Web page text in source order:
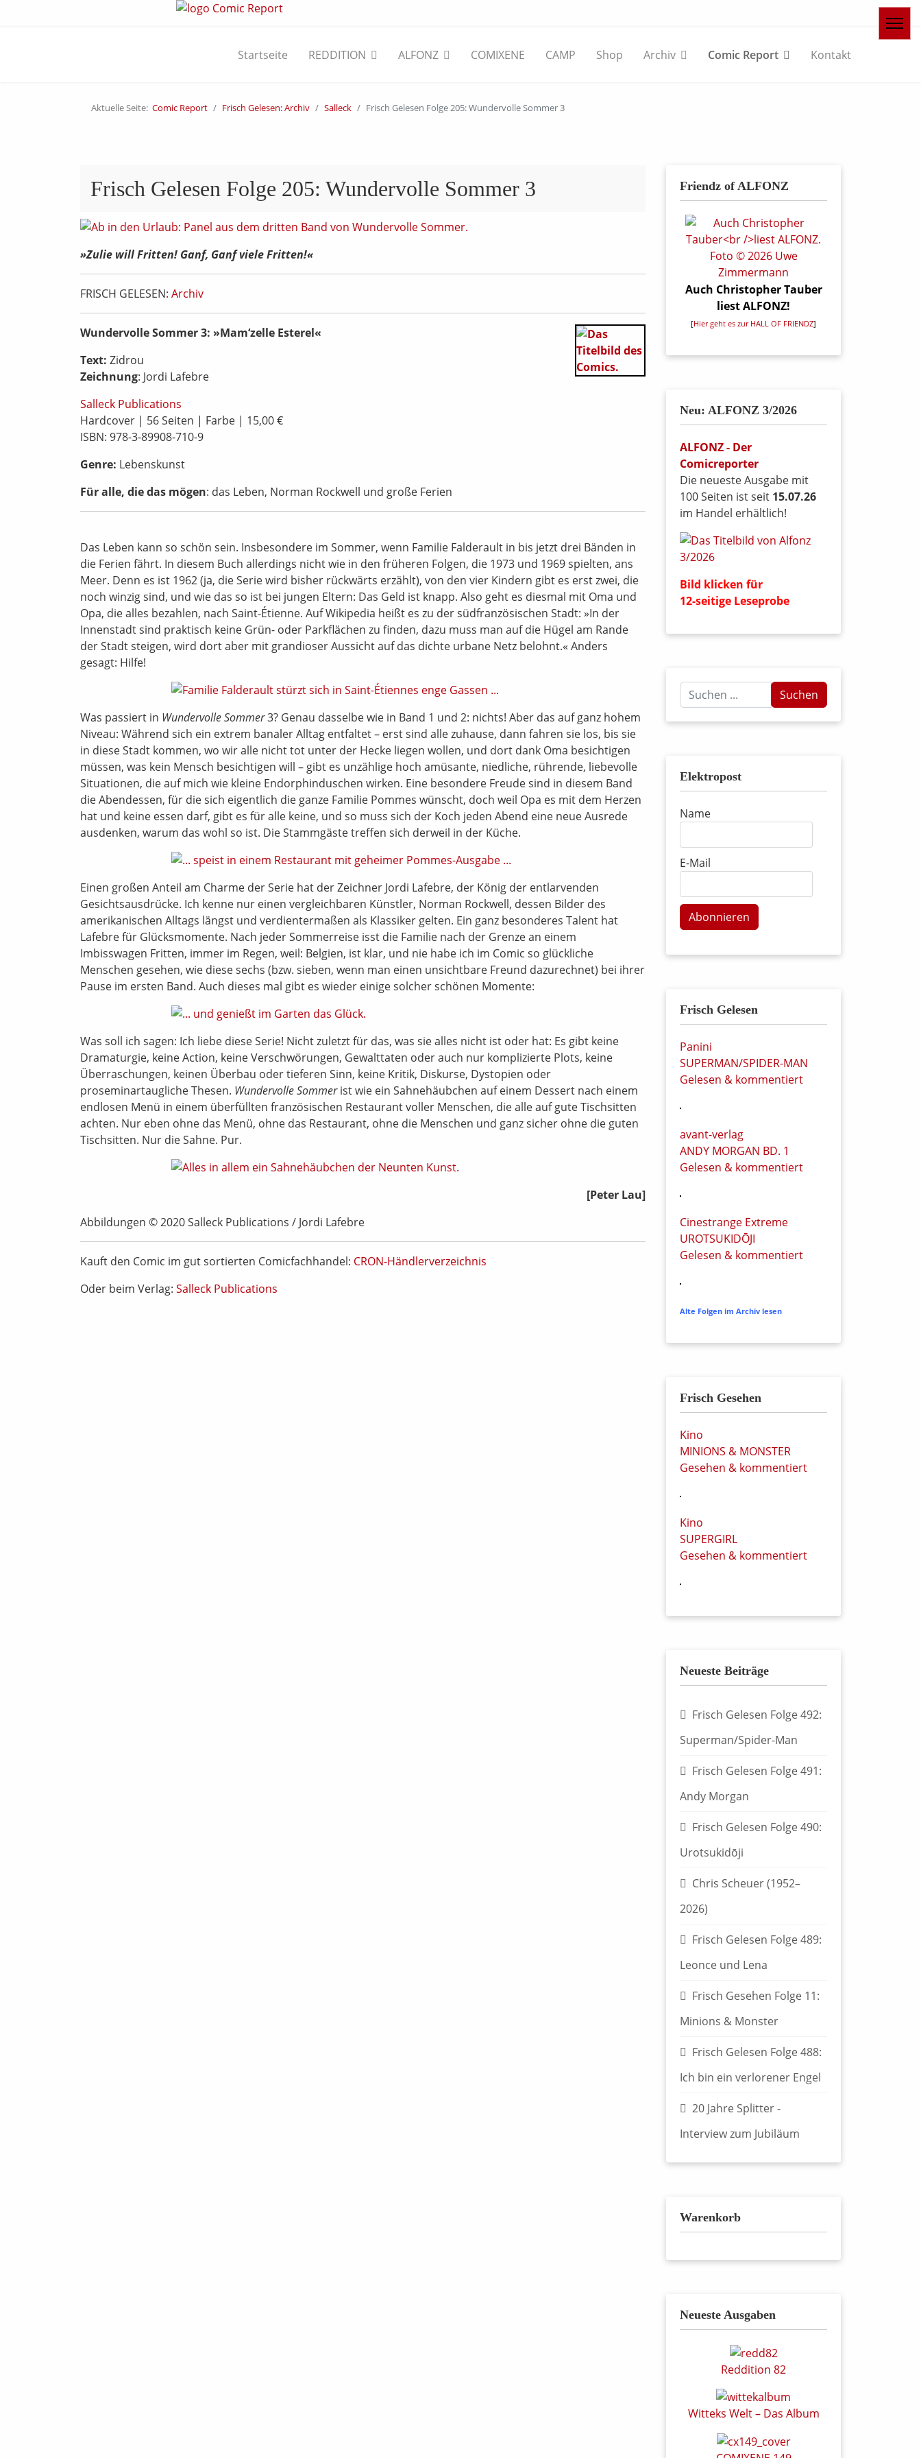
Startseite REDDITION ALFONZ COMIXENE CAMP Shop Archiv Comic Report Kontakt
Aktuelle Seite: Comic Report Frisch Gelesen: Archiv Salleck Frisch Gelesen Folge 205: Wundervolle Sommer 3
Frisch Gelesen Folge 205: Wundervolle Sommer 3
»Zulie will Fritten! Ganf, Ganf viele Fritten!«
FRISCH GELESEN: Archiv
Wundervolle Sommer 3: »Mam‘zelle Esterel«
Text: Zidrou
Zeichnung: Jordi Lafebre
Salleck Publications
Hardcover | 56 Seiten | Farbe | 15,00 €
ISBN: 978-3-89908-710-9
Genre: Lebenskunst
Für alle, die das mögen: das Leben, Norman Rockwell und große Ferien
Das Leben kann so schön sein. Insbesondere im Sommer, wenn Familie Falderault in bis jetzt drei Bänden in
die Ferien fährt. In diesem Buch allerdings nicht wie in den früheren Folgen, die 1973 und 1969 spielten, ans
Meer. Denn es ist 1962 (ja, die Serie wird bisher rückwärts erzählt), von den vier Kindern gibt es erst zwei, die
noch winzig sind, und wie das so ist bei jungen Eltern: Das Geld ist knapp. Also geht es diesmal mit Oma und
Opa, die alles bezahlen, nach Saint-Étienne. Auf Wikipedia heißt es zu der südfranzösischen Stadt: »In der
Innenstadt sind praktisch keine Grün- oder Parkflächen zu finden, dazu muss man auf die Hügel am Rande
der Stadt steigen, wird dort aber mit grandioser Aussicht auf das dichte urbane Netz belohnt.« Anders
gesagt: Hilfe!
Was passiert in Wundervolle Sommer3? Genau dasselbe wie in Band 1 und 2: nichts! Aber das auf ganz hohem
Niveau: Während sich ein extrem banaler Alltag entfaltet – erst sind alle zuhause, dann fahren sie los, bis sie
in diese Stadt kommen, wo wir alle nicht tot unter der Hecke liegen wollen, und dort dank Oma besichtigen
müssen, was kein Mensch besichtigen will – gibt es unzählige hoch amüsante, niedliche, rührende, liebevolle
Situationen, die auf mich wie kleine Endorphinduschen wirken. Eine besondere Freude sind in diesem Band
die Abendessen, für die sich eigentlich die ganze Familie Pommes wünscht, doch weil Opa es mit dem Herzen
hat und keine essen darf, gibt es für alle keine, und so muss sich der Koch jeden Abend eine neue Ausrede
ausdenken, warum das wohl so ist. Die Stammgäste treffen sich derweil in der Küche.
Einen großen Anteil am Charme der Serie hat der Zeichner Jordi Lafebre, der König der entlarvenden
Gesichtsausdrücke. Ich kenne nur einen vergleichbaren Künstler, Norman Rockwell, dessen Bilder des
amerikanischen Alltags längst und verdientermaßen als Klassiker gelten. Ein ganz besonderes Talent hat
Lafebre für Glücksmomente. Nach jeder Sommerreise isst die Familie nach der Grenze an einem
Imbisswagen Fritten, immer im Regen, weil: Belgien, ist klar, und nie habe ich im Comic so glückliche
Menschen gesehen, wie diese sechs (bzw. sieben, wenn man einen unsichtbare Freund dazurechnet) bei ihrer
Pause im ersten Band. Auch dieses mal gibt es wieder einige solcher schönen Momente:
Was soll ich sagen: Ich liebe diese Serie! Nicht zuletzt für das, was sie alles nicht ist oder hat: Es gibt keine
Dramaturgie, keine Action, keine Verschwörungen, Gewalttaten oder auch nur komplizierte Plots, keine
Überraschungen, keinen Überbau oder tieferen Sinn, keine Kritik, Diskurse, Dystopien oder
proseminartaugliche Thesen. Wundervolle Sommerist wie ein Sahnehäubchen auf einem Dessert nach einem
endlosen Menü in einem überfüllten französischen Restaurant voller Menschen, die alle auf gute Tischsitten
achten. Nur eben ohne das Menü, ohne das Restaurant, ohne die Menschen und ganz sicher ohne die guten
Tischsitten. Nur die Sahne. Pur.
[Peter Lau]
Abbildungen © 2020 Salleck Publications / Jordi Lafebre
Kauft den Comic im gut sortierten Comicfachhandel: CRON-Händlerverzeichnis
Oder beim Verlag: Salleck Publications
Friendz of ALFONZ
Auch Christopher Tauber
liest ALFONZ!
[Hier geht es zur HALL OF FRIENDZ]
Neu: ALFONZ 3/2026
ALFONZ - Der
Comicreporter
Die neueste Ausgabe mit
100 Seiten ist seit 15.07.26
im Handel erhältlich!
Bild klicken für
12-seitige Leseprobe
Suchen
...
Suchen
Elektropost
Name
E-Mail
Abonnieren
Frisch Gelesen
Panini
SUPERMAN/SPIDER-MAN
Gelesen & kommentiert
avant-verlag
ANDY MORGAN BD. 1
Gelesen & kommentiert
Cinestrange Extreme
UROTSUKIDŌJI
Gelesen & kommentiert
Alte Folgen im Archiv lesen
Frisch Gesehen
Kino
MINIONS & MONSTER
Gesehen & kommentiert
Kino
SUPERGIRL
Gesehen & kommentiert
Neueste Beiträge
Frisch Gelesen Folge 492:
Superman/Spider-Man
Frisch Gelesen Folge 491:
Andy Morgan
Frisch Gelesen Folge 490:
Urotsukidōji
Chris Scheuer (1952–
2026)
Frisch Gelesen Folge 489:
Leonce und Lena
Frisch Gesehen Folge 11:
Minions & Monster
Frisch Gelesen Folge 488:
Ich bin ein verlorener Engel
20 Jahre Splitter -
Interview zum Jubiläum
Warenkorb
Neueste Ausgaben
Reddition 82
Witteks Welt – Das Album